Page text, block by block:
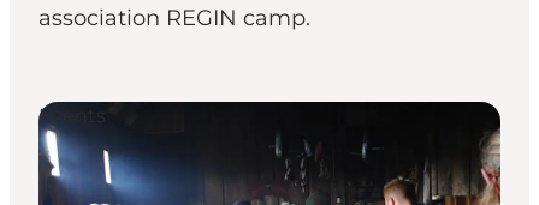
association REGIN camp.
Events